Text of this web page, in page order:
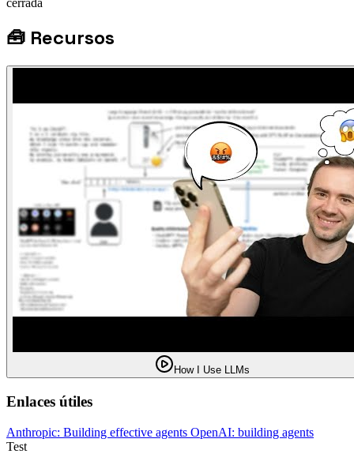
🧰 Recursos
How I Use LLMs
Enlaces útiles
Anthropic: Building effective agents OpenAI: building agents
Test